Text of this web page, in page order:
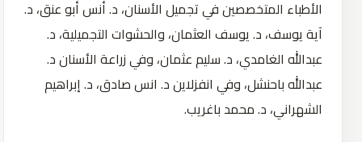
الأطباء المتخصصين في تجميل الأسنان، د. أنس أبو عنق، د.
آية يوسف، د. يوسف العثمان، والحشوات التجميلية، د.
عبدالله الغامدي، د. سليم عثمان، وفي زراعة الأسنان د.
عبدالله باحنشل، وفي انفزلاين د. انس صادق، د. إبراهيم
الشهراني، د. محمد باغريب.